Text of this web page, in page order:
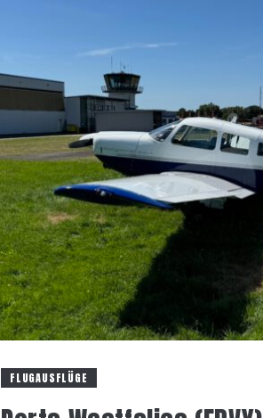
FLUGAUSFLÜGE